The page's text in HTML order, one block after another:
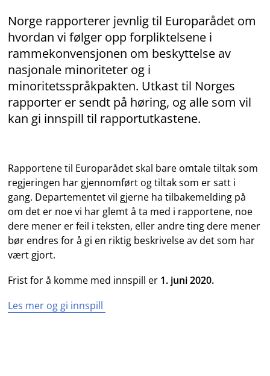
Norge rapporterer jevnlig til Europarådet om
hvordan vi følger opp forpliktelsene i
rammekonvensjonen om beskyttelse av
nasjonale minoriteter og i
minoritetsspråkpakten. Utkast til Norges
rapporter er sendt på høring, og alle som vil
kan gi innspill til rapportutkastene.
Rapportene til Europarådet skal bare omtale tiltak som
regjeringen har gjennomført og tiltak som er satt i
gang. Departementet vil gjerne ha tilbakemelding på
om det er noe vi har glemt å ta med i rapportene, noe
dere mener er feil i teksten, eller andre ting dere mener
bør endres for å gi en riktig beskrivelse av det som har
vært gjort.
Frist for å komme med innspill er 1. juni 2020.
Les mer og gi innspill